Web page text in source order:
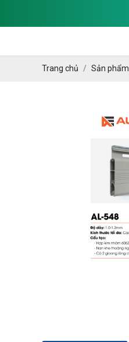
Trang chủ Sản phẩm